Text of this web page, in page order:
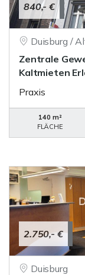
840,- €
Duisburg /
Zentrale
Kaltmieten
Praxis
140 m²
FLÄCHE
2.750,- €
Duisburg